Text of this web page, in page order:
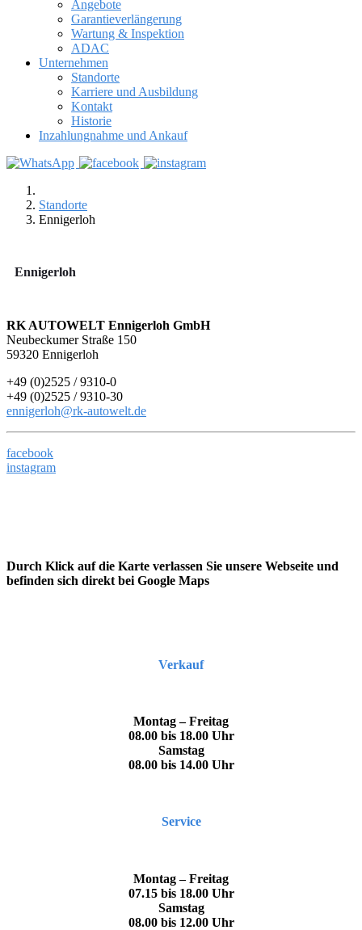
Angebote
Garantieverlängerung
Wartung & Inspektion
ADAC
Unternehmen
Standorte
Karriere und Ausbildung
Kontakt
Historie
Inzahlungnahme und Ankauf
Standorte
Ennigerloh
Ennigerloh
RK AUTOWELT Ennigerloh GmbH
Neubeckumer Straße 150
59320 Ennigerloh
+49 (0)2525 / 9310-0
+49 (0)2525 / 9310-30
ennigerloh@rk-autowelt.de
facebook
instagram
Durch Klick auf die Karte verlassen Sie unsere Webseite und
befinden sich direkt bei Google Maps
Verkauf
Montag – Freitag
08.00 bis 18.00 Uhr
Samstag
08.00 bis 14.00 Uhr
Service
Montag – Freitag
07.15 bis 18.00 Uhr
Samstag
08.00 bis 12.00 Uhr